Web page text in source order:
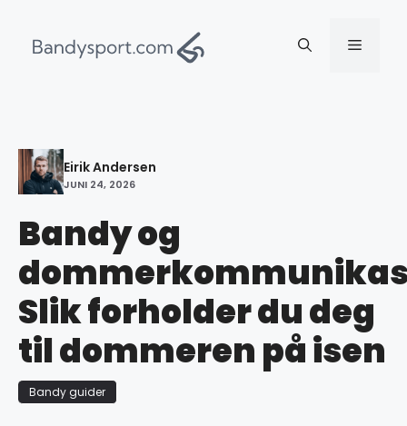
innhold
Meny
Eirik Andersen
JUNI 24, 2026
Bandy og
Slik forholder du deg
til dommeren på isen
Bandy guider